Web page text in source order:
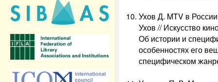
Ухов Д. MTV в
Ухов // Искусство
Об истории и
особенностях его
специфическом